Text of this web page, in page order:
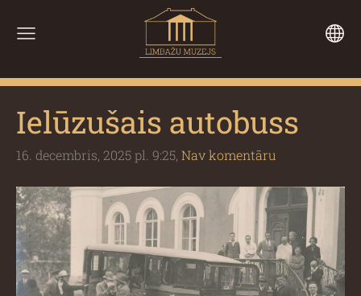
Ielūzušais autobuss
16. decembris, 2025 pl. 9:25, Nav komentāru